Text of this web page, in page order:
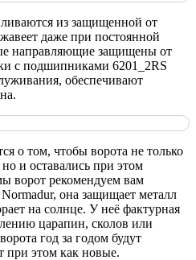
из защищенной от
даже при постоянной
направляющие защищены от
с подшипниками 6201_2RS
обеспечивают
о том, чтобы ворота не только
и оставались при этом
ворот рекомендуем вам
она защищает металл
на солнце. У неё фактурная
царапин, сколов или
год за годом будут
при этом как новые.